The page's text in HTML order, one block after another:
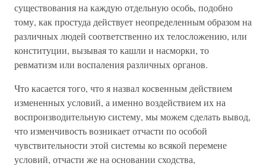
существования на каждую отдельную особь, подобно
тому, как простуда действует неопределенным образом на
различных людей соответственно их телосложению, или
конституции, вызывая то кашли и насморки, то
ревматизм или воспаления различных органов.
Что касается того, что я назвал косвенным действием
измененных условий, а именно воздействием их на
воспроизводительную систему, мы можем сделать вывод,
что изменчивость возникает отчасти по особой
чувствительности этой системы ко всякой перемене
условий, отчасти же на основании сходства,